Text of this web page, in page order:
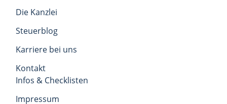
Die Kanzlei
Steuerblog
Karriere bei uns
Kontakt
Infos & Checklisten
Impressum